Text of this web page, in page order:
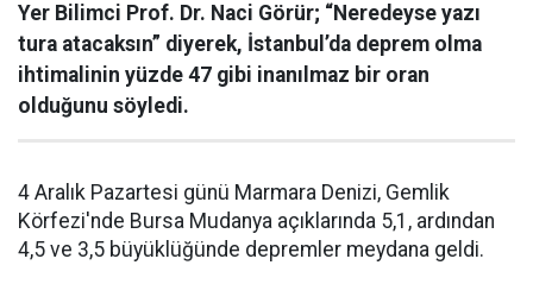
Yer Bilimci Prof. Dr. Naci Görür; “Neredeyse yazı
tura atacaksın” diyerek, İstanbul’da deprem olma
ihtimalinin yüzde 47 gibi inanılmaz bir oran
olduğunu söyledi.
4 Aralık Pazartesi günü Marmara Denizi, Gemlik
Körfezi'nde Bursa Mudanya açıklarında 5,1, ardından
4,5 ve 3,5 büyüklüğünde depremler meydana geldi.